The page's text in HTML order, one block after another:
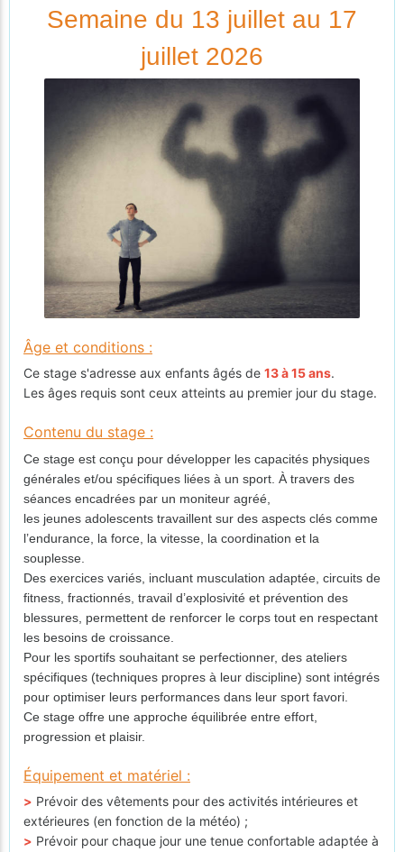
Semaine du 13 juillet au 17
juillet 2026
Âge et conditions :
Ce stage s'adresse aux enfants âgés de 13 à 15 ans.
Les âges requis sont ceux atteints au premier jour du stage.
Contenu du stage :
Ce stage est conçu pour développer les capacités physiques
générales et/ou spécifiques liées à un sport. À travers des
séances encadrées par un moniteur agréé,
les jeunes adolescents travaillent sur des aspects clés comme
l’endurance, la force, la vitesse, la coordination et la
souplesse.
Des exercices variés, incluant musculation adaptée, circuits de
fitness, fractionnés, travail d’explosivité et prévention des
blessures, permettent de renforcer le corps tout en respectant
les besoins de croissance.
Pour les sportifs souhaitant se perfectionner, des ateliers
spécifiques (techniques propres à leur discipline) sont intégrés
pour optimiser leurs performances dans leur sport favori.
Ce stage offre une approche équilibrée entre effort,
progression et plaisir.
Équipement et matériel :
> Prévoir des vêtements pour des activités intérieures et
extérieures (en fonction de la météo) ;
> Prévoir pour chaque jour une tenue confortable adaptée à